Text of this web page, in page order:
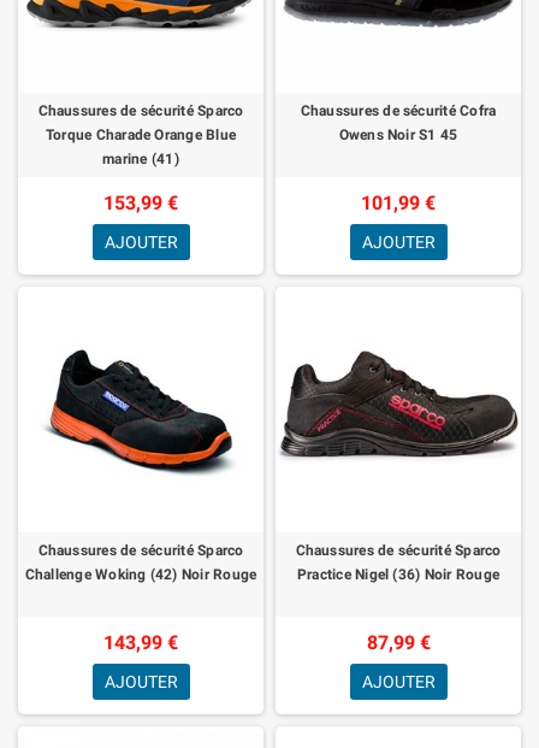
Chaussures de sécurité Sparco
Torque Charade Orange Blue
marine (41)
153,99 €
AJOUTER
Chaussures de sécurité Cofra
Owens Noir S1 45
101,99 €
AJOUTER
Chaussures de sécurité Sparco
Challenge Woking (42) Noir Rouge
143,99 €
AJOUTER
Chaussures de sécurité Sparco
Practice Nigel (36) Noir Rouge
87,99 €
AJOUTER